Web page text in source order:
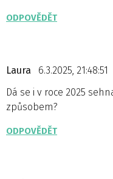
ODPOVĚDĚT
Laura
6.3.2025, 21:48:51
Dá se i v roce 2025
způsobem?
ODPOVĚDĚT